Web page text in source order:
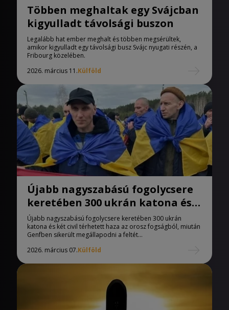
Többen meghaltak egy Svájcban
kigyulladt távolsági buszon
Legalább hat ember meghalt és többen megsérültek,
amikor kigyulladt egy távolsági busz Svájc nyugati részén, a
Fribourg közelében.
2026. március 11.Külföld
Újabb nagyszabású fogolycsere
keretében 300 ukrán katona és
két civil térhetett haza
Újabb nagyszabású fogolycsere keretében 300 ukrán
katona és két civil térhetett haza az orosz fogságból, miután
Genfben sikerült megállapodni a feltét...
2026. március 07.Külföld